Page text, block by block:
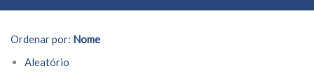
Ordenar por: Nome
Aleatório